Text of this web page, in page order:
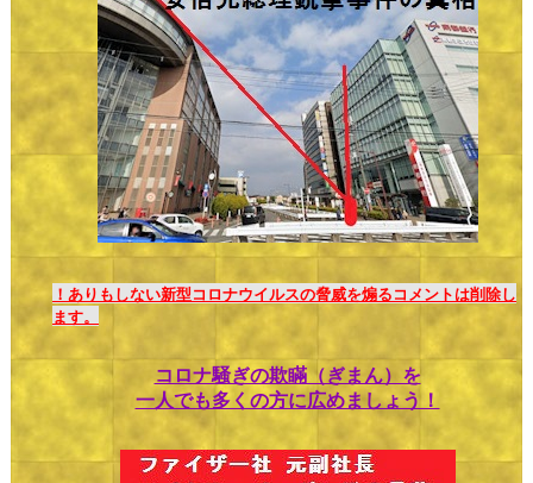
！ありもしない新型コロナウイルスの脅威を煽るコメントは削除し
ます。
コロナ騒ぎの欺瞞（ぎまん）を
一人でも多くの方に広めましょう！